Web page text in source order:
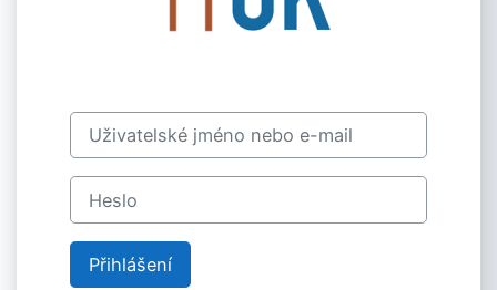
Uživatelské jméno nebo e-mail
Heslo
Přihlášení